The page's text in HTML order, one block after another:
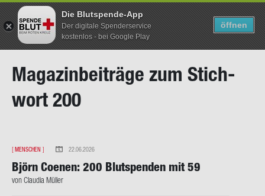
zum
Inhalt
TERMIN SUCHEN
SUCHEN
Ma­ga­zin­bei­trä­ge zum Stich­
wort 200
[ MENSCHEN ] 22.06.2026
Björn Coe­nen: 200 Blut­spen­den mit 59
von Clau­dia Mül­ler
Die Blutspende-App
Der digitale Spenderservice
kostenlos - bei Google Play
öffnen